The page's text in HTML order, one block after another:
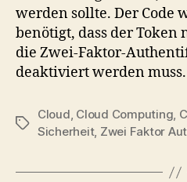
werden sollte. Der Code
benötigt, dass der
die Zwei-Faktor-
deaktiviert werden muss.
Tags
Cloud, Cloud Computing,
Sicherheit, Zwei Faktor